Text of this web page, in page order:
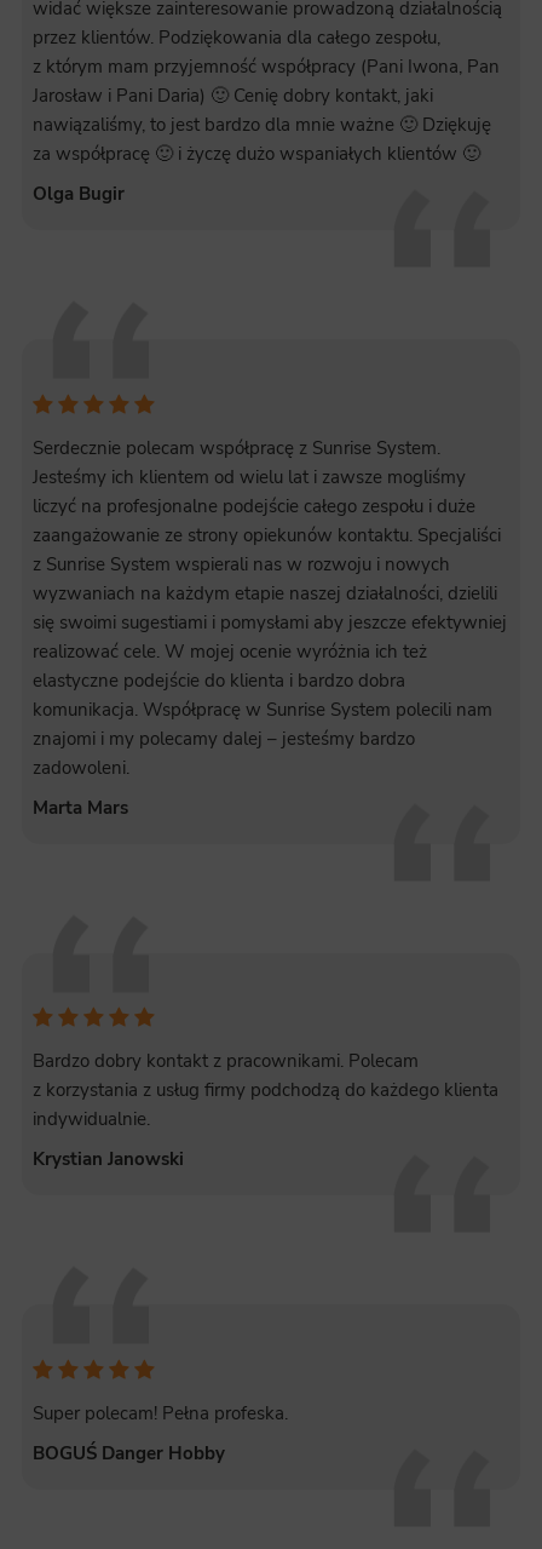
widać większe zainteresowanie prowadzoną działalnością
przez klientów. Podziękowania dla całego zespołu,
z którym mam przyjemność współpracy (Pani Iwona, Pan
Jarosław i Pani Daria) 🙂 Cenię dobry kontakt, jaki
nawiązaliśmy, to jest bardzo dla mnie ważne 🙂 Dziękuję
za współpracę 🙂 i życzę dużo wspaniałych klientów 🙂
Olga Bugir
Serdecznie polecam współpracę z Sunrise System.
Jesteśmy ich klientem od wielu lat i zawsze mogliśmy
liczyć na profesjonalne podejście całego zespołu i duże
zaangażowanie ze strony opiekunów kontaktu. Specjaliści
z Sunrise System wspierali nas w rozwoju i nowych
wyzwaniach na każdym etapie naszej działalności, dzielili
się swoimi sugestiami i pomysłami aby jeszcze efektywniej
realizować cele. W mojej ocenie wyróżnia ich też
elastyczne podejście do klienta i bardzo dobra
komunikacja. Współpracę w Sunrise System polecili nam
znajomi i my polecamy dalej – jesteśmy bardzo
zadowoleni.
Marta Mars
Bardzo dobry kontakt z pracownikami. Polecam
z korzystania z usług firmy podchodzą do każdego klienta
indywidualnie.
Krystian Janowski
Super polecam! Pełna profeska.
BOGUŚ Danger Hobby